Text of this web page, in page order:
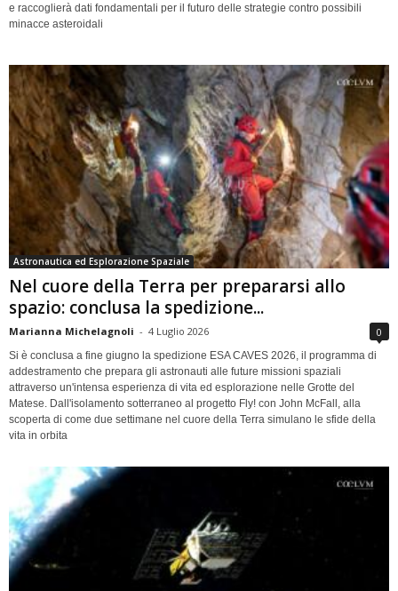
e raccoglierà dati fondamentali per il futuro delle strategie contro possibili
minacce asteroidali
Astronautica ed Esplorazione Spaziale
Nel cuore della Terra per prepararsi allo
spazio: conclusa la spedizione...
Marianna Michelagnoli - 4 Luglio 2026 0
Si è conclusa a fine giugno la spedizione ESA CAVES 2026, il programma di
addestramento che prepara gli astronauti alle future missioni spaziali
attraverso un'intensa esperienza di vita ed esplorazione nelle Grotte del
Matese. Dall'isolamento sotterraneo al progetto Fly! con John McFall, alla
scoperta di come due settimane nel cuore della Terra simulano le sfide della
vita in orbita